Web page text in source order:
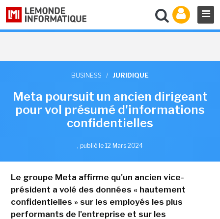
BUSINESS / JURIDIQUE
Meta poursuit un ancien dirigeant
pour vol présumé d'informations
confidentielles
, publié le 12 Mars 2024
Le groupe Meta affirme qu'un ancien vice-
président a volé des données « hautement
confidentielles » sur les employés les plus
performants de l'entreprise et sur les